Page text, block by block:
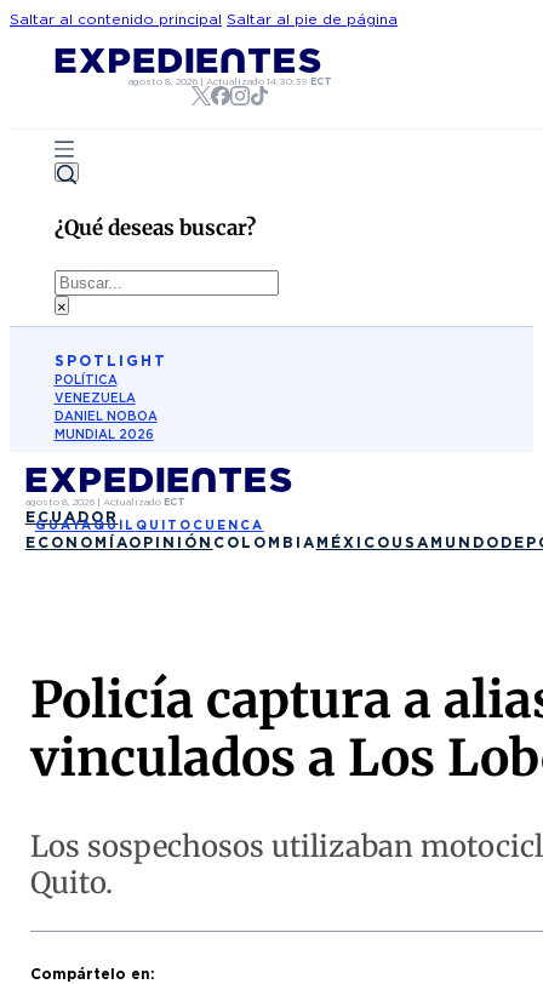
Saltar al contenido principal Saltar al pie de página
agosto 8, 2026 |Actualizado14:30:39 ECT
¿Qué deseas buscar?
Buscar
×
SPOTLIGHT
POLÍTICA
VENEZUELA
DANIEL NOBOA
MUNDIAL 2026
agosto 8, 2026| Actualizado ECT
ECUADOR
GUAYAQUIL QUITO CUENCA
ECONOMÍAOPINIÓN COLOMBIA MÉXICO USA MUNDO
Policía captura a
vinculados a Los
Los sospechosos utilizaban
Quito.
Compártelo en: